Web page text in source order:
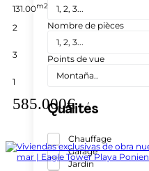
1, 2, 3...
Nombre de pièces
1, 2, 3...
Points de vue
Montaña..
Qualités
Chauffage
Garage
Jardin
131.00m2
2
3
1
585.000€